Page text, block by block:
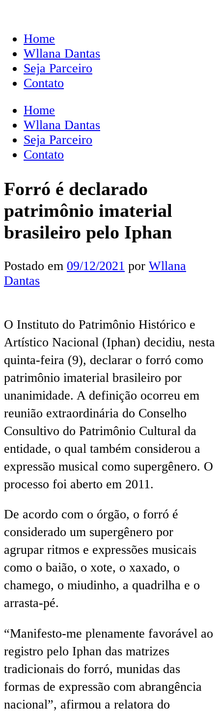
Home
Wllana Dantas
Seja Parceiro
Contato
Home
Wllana Dantas
Seja Parceiro
Contato
Forró é declarado
patrimônio imaterial
brasileiro pelo Iphan
Postado em 09/12/2021 por Wllana
Dantas
O Instituto do Patrimônio Histórico e
Artístico Nacional (Iphan) decidiu, nesta
quinta-feira (9), declarar o forró como
patrimônio imaterial brasileiro por
unanimidade. A definição ocorreu em
reunião extraordinária do Conselho
Consultivo do Patrimônio Cultural da
entidade, o qual também considerou a
expressão musical como supergênero. O
processo foi aberto em 2011.
De acordo com o órgão, o forró é
considerado um supergênero por
agrupar ritmos e expressões musicais
como o baião, o xote, o xaxado, o
chamego, o miudinho, a quadrilha e o
arrasta-pé.
“Manifesto-me plenamente favorável ao
registro pelo Iphan das matrizes
tradicionais do forró, munidas das
formas de expressão com abrangência
nacional”, afirmou a relatora do